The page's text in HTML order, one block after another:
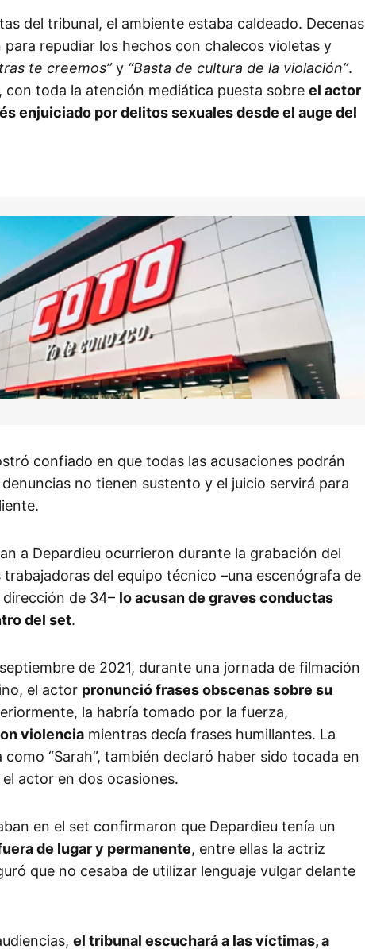
del tribunal, el ambiente estaba caldeado. Decenas
repudiar los hechos con chalecos violetas y
te creemos”y “Basta de cultura de la violación”.
con toda la atención mediática puesta sobre el actor
enjuiciado por delitos sexuales desde el auge del
confiado en que todas las acusaciones podrán
no tienen sustento y el juicio servirá para
a Depardieu ocurrieron durante la grabación del
trabajadoras del equipo técnico –una escenógrafa de
de 34– lo acusan de graves conductas
del set.
de 2021, durante una jornada de filmación
el actor pronunció frases obscenas sobre su
la habría tomado por la fuerza,
violencia mientras decía frases humillantes. La
“Sarah”, también declaró haber sido tocada en
actor en dos ocasiones.
en el set confirmaron que Depardieu tenía un
de lugar y permanente, entre ellas la actriz
que no cesaba de utilizar lenguaje vulgar delante
el tribunal escuchará a las víctimas, a